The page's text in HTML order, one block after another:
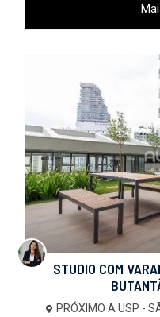
STUDIO COM
PRÓXIMO A USP -